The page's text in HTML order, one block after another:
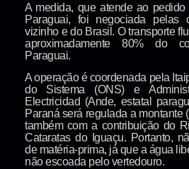
A medida, que atende ao
Paraguai, foi negociada pelas
vizinho e do Brasil. O transporte
aproximadamente 80% do
Paraguai.
A operação é coordenada pela
do Sistema (ONS) e
Electricidad (Ande, estatal
Paraná será regulada a montante
também com a contribuição do
Cataratas do Iguaçu. Portanto,
de matéria-prima, já que a água
não escoada pelo vertedouro.